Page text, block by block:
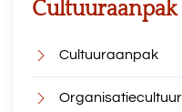
Cultuuraanpak
Cultuuraanpak
Organisatiecultuur